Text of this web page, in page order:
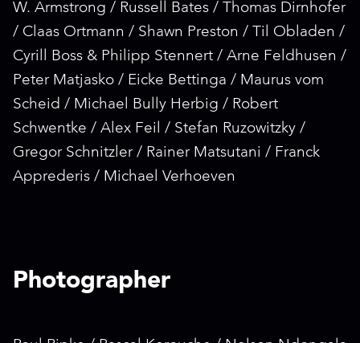
W. Armstrong / Russell Bates / Thomas Dirnhofer
/ Claas Ortmann / Shawn Preston / Til Obladen /
Cyrill Boss & Philipp Stennert / Arne Feldhusen /
Peter Matjasko / Eicke Bettinga / Maurus vom
Scheid / Michael Bully Herbig / Robert
Schwentke / Alex Feil / Stefan Ruzowitzky /
Gregor Schnitzler / Rainer Matsutani / Franck
Apprederis / Michael Verhoeven
Photographer